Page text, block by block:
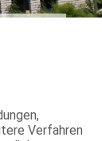
Verfahren